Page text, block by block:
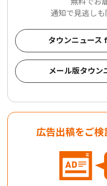
通知で見逃しも
タウンニュース
メール版タウン
広告出稿をご